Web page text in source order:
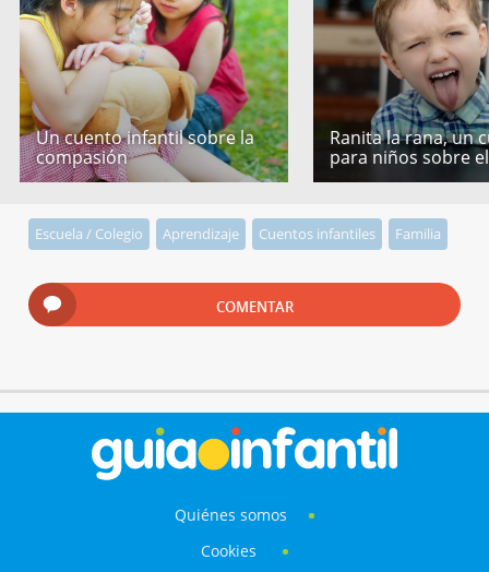
Un cuento infantil sobre la
compasión
Ranita la rana, un
para niños sobre
Escuela / Colegio Aprendizaje Cuentos infantiles Familia
COMENTAR
Quiénes somos
Cookies